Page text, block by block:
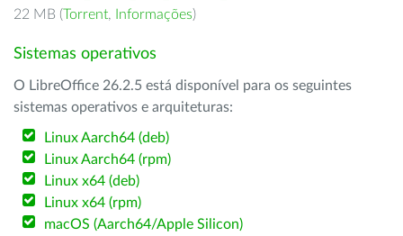
22 MB (Torrent, Informações)
Sistemas operativos
O LibreOffice 26.2.5 está disponível para os seguintes
sistemas operativos e arquiteturas:
Linux Aarch64 (deb)
Linux Aarch64 (rpm)
Linux x64 (deb)
Linux x64 (rpm)
macOS (Aarch64/Apple Silicon)